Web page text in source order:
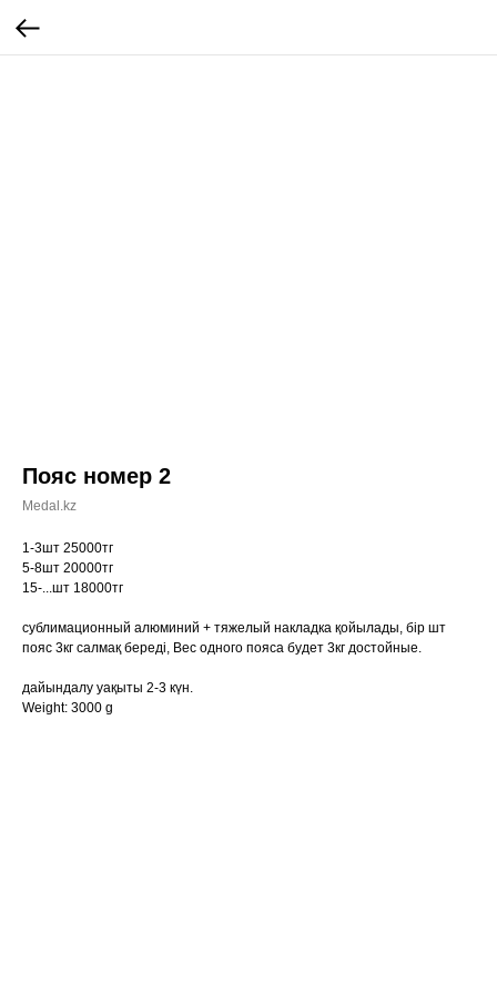
Пояс номер 2
Medal.kz
1-3шт 25000тг
5-8шт 20000тг
15-...шт 18000тг
сублимационный алюминий + тяжелый накладка қойылады, бір шт
пояс 3кг салмақ береді, Вес одного пояса будет 3кг достойные.
дайындалу уақыты 2-3 күн.
Weight: 3000 g